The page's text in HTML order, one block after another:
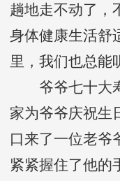
趟地走不动了，
身体健康生活舒
里，我们也总能
爷爷七十大寿
家为爷爷庆祝生
口来了一位老爷
紧紧握住了他的